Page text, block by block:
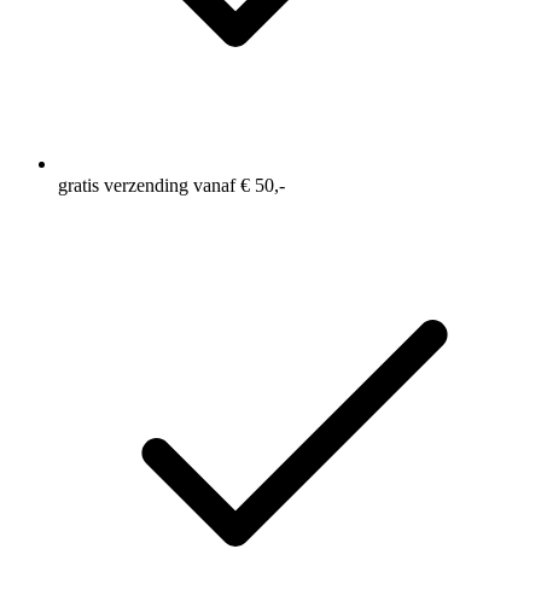
gratis verzending vanaf € 50,-